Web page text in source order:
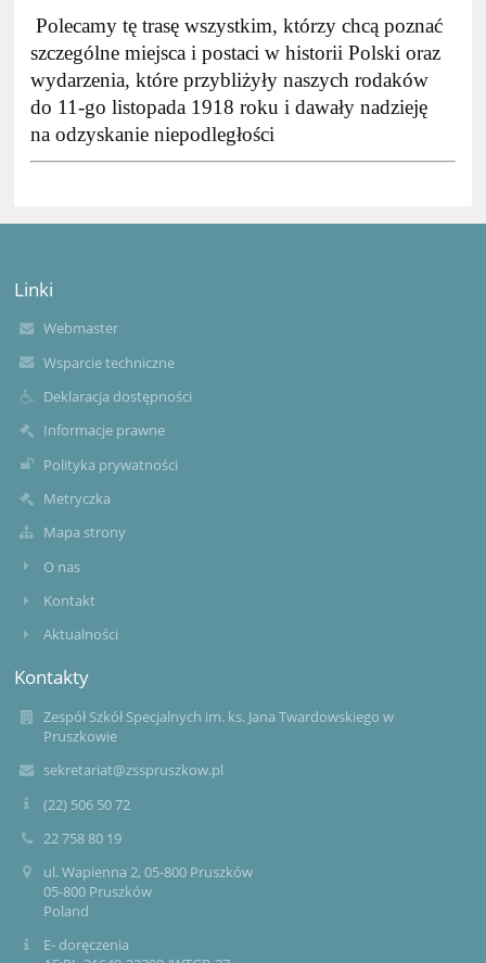
Polecamy tę trasę wszystkim, którzy chcą poznać
szczególne miejsca i postaci w historii Polski oraz
wydarzenia, które przybliżyły naszych rodaków
do 11-go listopada 1918 roku i dawały nadzieję
na odzyskanie niepodległości
Linki
Webmaster
Wsparcie techniczne
Deklaracja dostępności
Informacje prawne
Polityka prywatności
Metryczka
Mapa strony
O nas
Kontakt
Aktualności
Kontakty
Zespół Szkół Specjalnych im. ks. Jana Twardowskiego w
Pruszkowie
sekretariat@zsspruszkow.pl
(22) 506 50 72
22 758 80 19
ul. Wapienna 2, 05-800 Pruszków
05-800 Pruszków
Poland
E- doręczenia